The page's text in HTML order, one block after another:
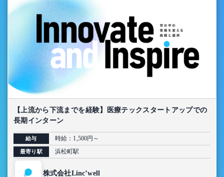
【上流から下流までを経験】医療テックスタートアップでの
長期インターン
給与 時給：1,500円～
最寄り駅 浜松町駅
株式会社Linc’well